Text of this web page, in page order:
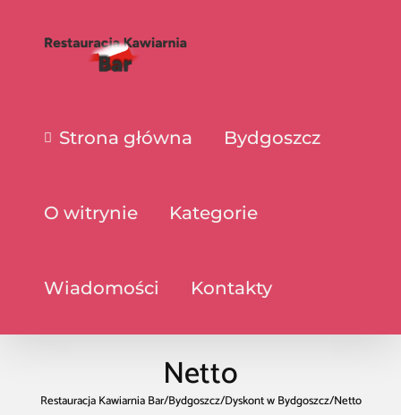
Strona główna Bydgoszcz
O witrynie Kategorie
Wiadomości Kontakty
Netto
Restauracja Kawiarnia Bar/Bydgoszcz/Dyskont w Bydgoszcz/Netto